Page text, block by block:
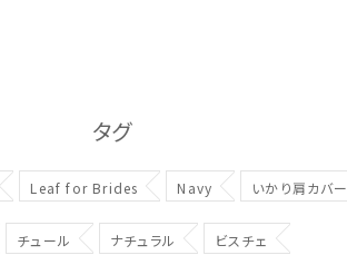
タグ
Leaf for Brides Navy いかり肩カバー
チュール ナチュラル ビスチェ